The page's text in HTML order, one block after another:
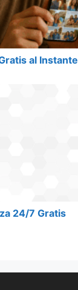
al Instante
24/7 Gratis